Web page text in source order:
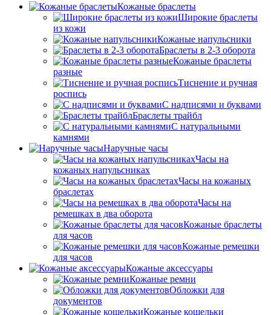
Кожаные браслеты
Широкие браслеты
из кожи
Кожаные напульсники
Браслеты в 2-3 оборота
Кожаные браслеты
разные
Тиснение и ручная
роспись
С надписями и буквами
Браслеты трайбл
С натуральными
камнями
Наручные часы
Часы на
кожаных напульсниках
Часы на кожаных
браслетах
Часы на
ремешках в два оборота
Кожаные браслеты
для часов
Кожаные ремешки
для часов
Кожаные аксессуары
Кожаные ремни
Обложки для
документов
Кожаные кошельки